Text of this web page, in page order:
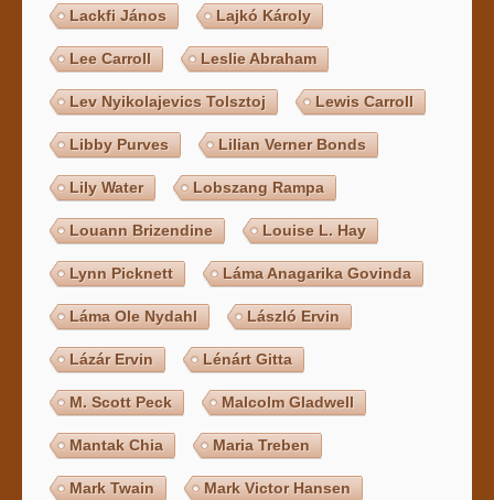
Lackfi János Lajkó Károly
Lee Carroll Leslie Abraham
Lev Nyikolajevics Tolsztoj Lewis Carroll
Libby Purves Lilian Verner Bonds
Lily Water Lobszang Rampa
Louann Brizendine Louise L. Hay
Lynn Picknett Láma Anagarika Govinda
Láma Ole Nydahl László Ervin
Lázár Ervin Lénárt Gitta
M. Scott Peck Malcolm Gladwell
Mantak Chia Maria Treben
Mark Twain Mark Victor Hansen